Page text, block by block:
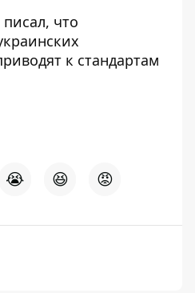
что
к стандартам
😭 😆 😡